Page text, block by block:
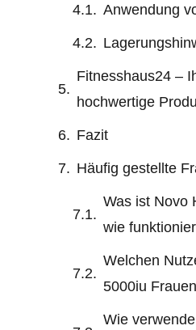
Anwendung
Fitnesshaus24 –
hochwertige
Fazit
Häufig gestellte
Was ist Novo
wie
Welchen
5000iu
Wie